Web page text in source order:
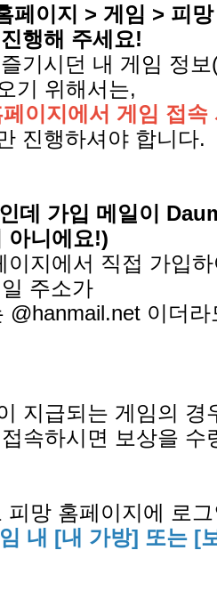
페이지 > 게임 > 피
행해 주세요!
기시던 내 게임 정
기 위해서는,
이지에서 게임 접
진행하셔야 합니다.
데 가입 메일이
아니에요!)
이지에서 직접 가입
주소가
@hanmail.net 이더
지급되는 게임의 경
속하시면 보상을 수
피망 홈페이지에 로
내 [내 가방] 또는 [